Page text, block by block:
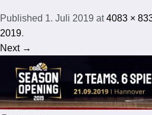
Published 1. Juli 2019 at4083 ×
2019.
Next →